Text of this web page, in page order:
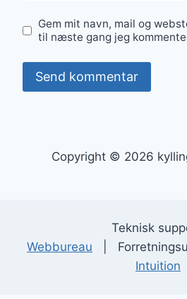
Gem mit navn, mail og
til næste gang jeg
Copyright © 2026
Teknisk
Webbureau |
Intuition